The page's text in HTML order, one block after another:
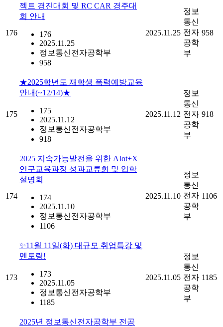
176
젝트 경진대회 및 RC CAR 경주대
회 안내
176
2025.11.25
정보통신전자공학부
958
2025.11.25
정보
통신
전자
공학
부
958
175
★2025학년도 재학생 폭력예방교육
안내(~12/14)★
175
2025.11.12
정보통신전자공학부
918
2025.11.12
정보
통신
전자
공학
부
918
174
2025 지속가능발전을 위한 AIot+X
연구교육과정 성과교류회 및 입학
설명회
174
2025.11.10
정보통신전자공학부
1106
2025.11.10
정보
통신
전자
공학
부
1106
173
✨11월 11일(화) 대규모 취업특강 및
멘토링!
173
2025.11.05
정보통신전자공학부
1185
2025.11.05
정보
통신
전자
공학
부
1185
2025년 정보통신전자공학부 전공